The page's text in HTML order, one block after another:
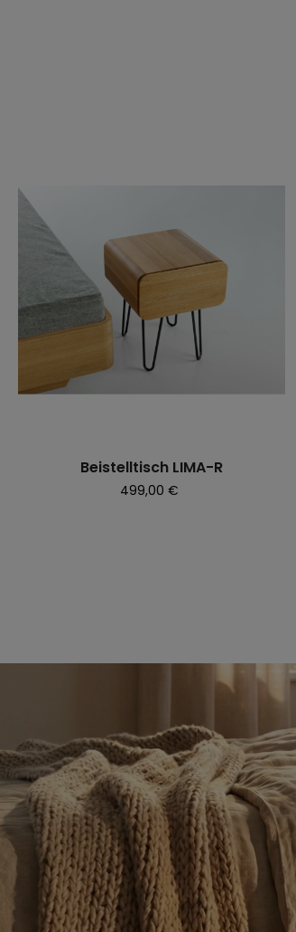
Beistelltisch LIMA-R
Preis
499,00 €